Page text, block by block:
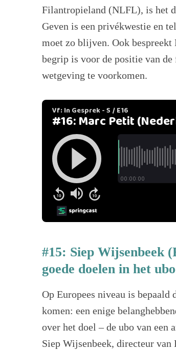
Filantropieland (NLFL), is het
Geven is een privékwestie en
moet zo blijven. Ook bespreekt
begrip is voor de positie van
wetgeving te voorkomen.
#15: Siep Wijsenbeek
goede doelen in het
Op Europees niveau is
komen: een enige
over het doel – de ubo van een
Siep Wijsenbeek, directeur